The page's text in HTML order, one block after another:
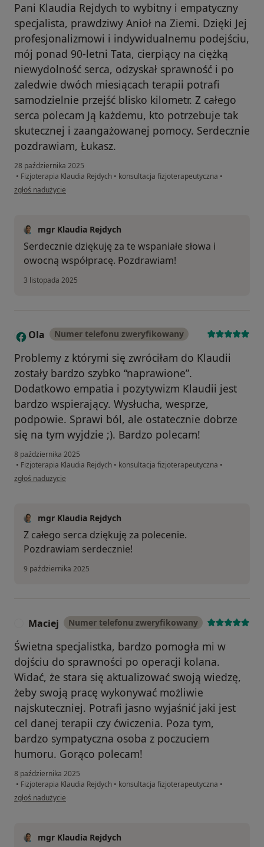
Pani Klaudia Rejdych to wybitny i empatyczny
specjalista, prawdziwy Anioł na Ziemi. Dzięki Jej
profesjonalizmowi i indywidualnemu podejściu,
mój ponad 90-letni Tata, cierpiący na ciężką
niewydolność serca, odzyskał sprawność i po
zaledwie dwóch miesiącach terapii potrafi
samodzielnie przejść blisko kilometr. Z całego
serca polecam Ją każdemu, kto potrzebuje tak
skutecznej i zaangażowanej pomocy. Serdecznie
pozdrawiam, Łukasz.
28 października 2025
• Fizjoterapia Klaudia Rejdych • konsultacja fizjoterapeutyczna •
w opinii użytkownika Łukasz
zgłoś nadużycie
mgr Klaudia Rejdych
Serdecznie dziękuję za te wspaniałe słowa i
owocną współpracę. Pozdrawiam!
3 listopada 2025
O Ola Numer telefonu zweryfikowany
Problemy z którymi się zwróciłam do Klaudii
zostały bardzo szybko “naprawione”.
Dodatkowo empatia i pozytywizm Klaudii jest
bardzo wspierający. Wysłucha, wesprze,
podpowie. Sprawi ból, ale ostatecznie dobrze
się na tym wyjdzie ;). Bardzo polecam!
8 października 2025
• Fizjoterapia Klaudia Rejdych • konsultacja fizjoterapeutyczna •
w opinii użytkownika Ola
zgłoś nadużycie
mgr Klaudia Rejdych
Z całego serca dziękuję za polecenie.
Pozdrawiam serdecznie!
9 października 2025
Maciej Numer telefonu zweryfikowany
Świetna specjalistka, bardzo pomogła mi w
dojściu do sprawności po operacji kolana.
Widać, że stara się aktualizować swoją wiedzę,
żeby swoją pracę wykonywać możliwie
najskuteczniej. Potrafi jasno wyjaśnić jaki jest
cel danej terapii czy ćwiczenia. Poza tym,
bardzo sympatyczna osoba z poczuciem
humoru. Gorąco polecam!
8 października 2025
• Fizjoterapia Klaudia Rejdych • konsultacja fizjoterapeutyczna •
w opinii użytkownika Maciej
zgłoś nadużycie
mgr Klaudia Rejdych